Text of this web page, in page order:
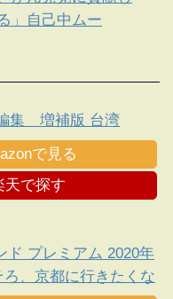
」自己中ムー
集 増補版 台湾
で見る
天で探す
ド プレミアム 2020年
、京都に行きたくな